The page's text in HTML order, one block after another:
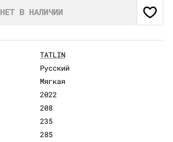
НЕТ В НАЛИЧИИ
TATLIN
Русский
Мягкая
2022
208
235
285